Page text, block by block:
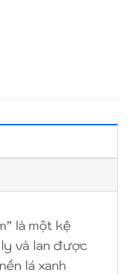
là một kệ
và lan được
lá xanh